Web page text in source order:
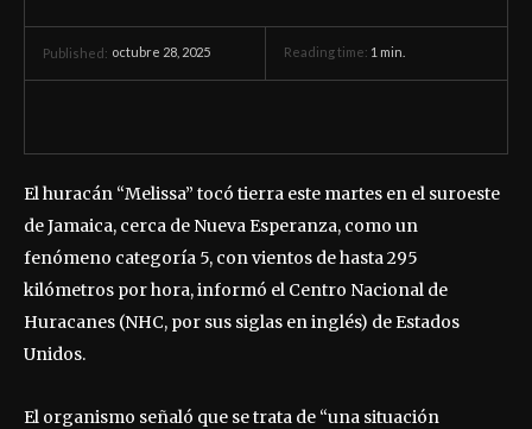
Published: octubre 28, 2025 Reading time: 1 min.
El huracán “Melissa” tocó tierra este martes en el suroeste
de Jamaica, cerca de Nueva Esperanza, como un
fenómeno categoría 5, con vientos de hasta 295
kilómetros por hora, informó el Centro Nacional de
Huracanes (NHC, por sus siglas en inglés) de Estados
Unidos.
El organismo señaló que se trata de “una situación